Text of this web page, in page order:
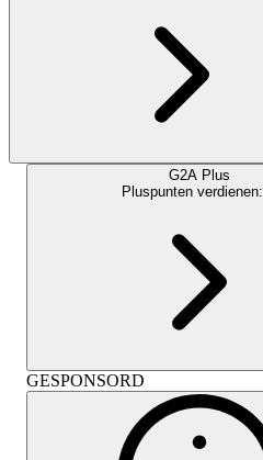
G2A Plus
Pluspunten verdienen:
GESPONSORD